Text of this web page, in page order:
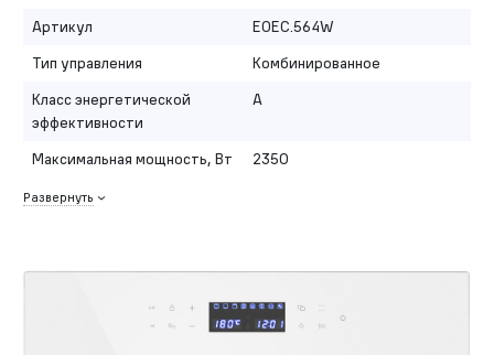
Артикул
EOEC.564W
Тип управления
Комбинированное
Класс энергетической
эффективности
A
Максимальная мощность, Вт 2350
Развернуть